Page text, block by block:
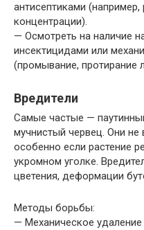
антисептиками
концентрации).
— Осмотреть на наличие
инсектицидами или
(промывание, протирание
Вредители
Самые частые —
мучнистый червец. Они не
особенно если растение
укромном уголке.
цветения, деформации
Методы борьбы:
— Механическое